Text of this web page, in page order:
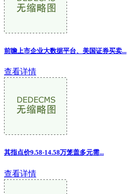
前瞻上市企业大数据平台、美国证券买卖...
查看详情
其指点价9.58-14.58万笼盖多元需...
查看详情